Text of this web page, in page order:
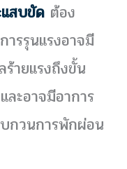
สบขัด ต้อง
ารรุนแรงอาจมี
ายแรงถึงขั้น
ละอาจมีอาการ
กวนการพักผ่อน